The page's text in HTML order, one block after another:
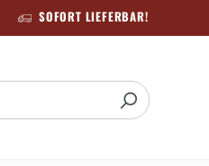
SOFORT LIEFERBAR!